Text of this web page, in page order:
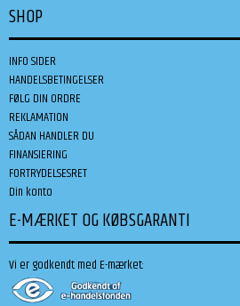
SHOP
INFO SIDER
HANDELSBETINGELSER
FØLG DIN ORDRE
REKLAMATION
SÅDAN HANDLER DU
FINANSIERING
FORTRYDELSESRET
Din konto
E-MÆRKET OG KØBSGARANTI
Vi er godkendt med E-mærket: